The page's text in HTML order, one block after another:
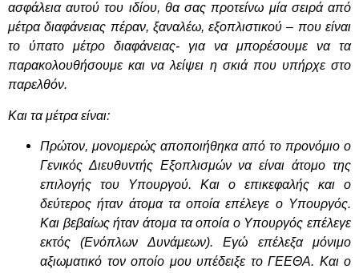
ασφάλεια αυτού του ιδίου, θα σας προτείνω μία σειρά από
μέτρα διαφάνειας πέραν, ξαναλέω, εξοπλιστικού – που είναι
το ύπατο μέτρο διαφάνειας- για να μπορέσουμε να τα
παρακολουθήσουμε και να λείψει η σκιά που υπήρχε στο
παρελθόν.
Και τα μέτρα είναι:
Πρώτον, μονομερώς αποποιήθηκα από το προνόμιο ο
Γενικός Διευθυντής Εξοπλισμών να είναι άτομο της
επιλογής του Υπουργού. Και ο επικεφαλής και ο
δεύτερος ήταν άτομα τα οποία επέλεγε ο Υπουργός.
Και βεβαίως ήταν άτομα τα οποία ο Υπουργός επέλεγε
εκτός (Ενόπλων Δυνάμεων). Εγώ επέλεξα μόνιμο
αξιωματικό τον οποίο μου υπέδειξε το ΓΕΕΘΑ. Και ο